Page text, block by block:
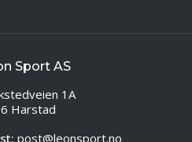
Sport AS
1A
Harstad
post@leonsport.no